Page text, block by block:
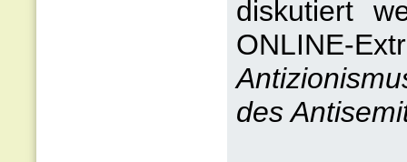
diskutiert
ONLINE-
des